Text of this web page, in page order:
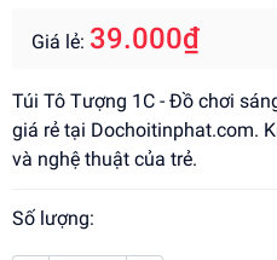
Giá lẻ: 39.000₫
Túi Tô Tượng 1C - Đồ chơi
giá rẻ tại Dochoitinphat.com.
và nghệ thuật của trẻ.
Số lượng: